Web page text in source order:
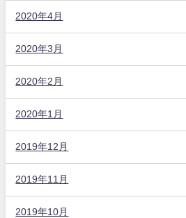
2020年4月
2020年3月
2020年2月
2020年1月
2019年12月
2019年11月
2019年10月